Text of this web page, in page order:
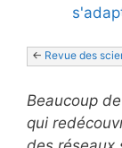
<- Revue des
Beaucoup
qui